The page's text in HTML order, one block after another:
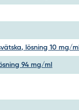
lösning 10 mg/ml
94 mg/ml